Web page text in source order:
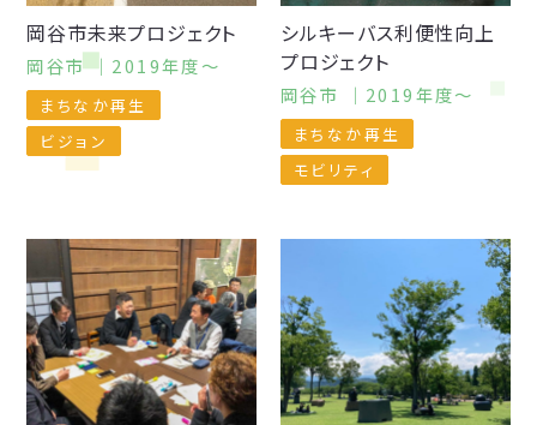
岡谷市未来プロジェクト
岡谷市 ｜2019年度〜
まちなか再生
ビジョン
シルキーバス利便性向上
プロジェクト
岡谷市 ｜2019年度〜
まちなか再生
モビリティ